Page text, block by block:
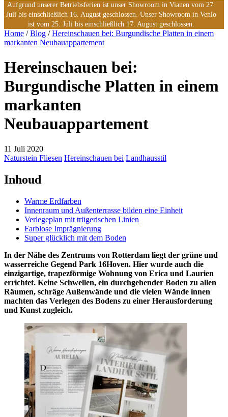
Aufgrund unserer Betriebsferien ist unser Showroom in Vianen vom 27.
Juli bis einschließlich 16. August geschlossen. Unser Showroom in Venlo
ist vom 25. Juli bis einschließlich 17. August geschlossen.
Home /Blog /Hereinschauen bei: Burgundische Platten in einem
markanten Neubauappartement
Hereinschauen bei:
Burgundische Platten in einem
markanten
Neubauappartement
11 Juli 2020
Naturstein Fliesen Hereinschauen bei Landhausstil
Inhoud
Warme Erdfarben
Innenraum und Außenterrasse bilden eine Einheit
Verlegeplan mit trügerischen Linien
Farblose Imprägnierung
Super glücklich mit dem Boden
In der Nähe des Zentrums von Rotterdam liegt der grüne und
wasserreiche Gegend Park 16Hoven. Hier wurde auch die
einzigartige, trapezförmige Wohnung von Erica und Laurien
errichtet. Keine Schwellen, ein durchgehender Boden zu allen
Räumen, schräge Außenwände und die vielen Wände innen
machten das Verlegen des Bodens zu einer Herausforderung
und Kunst zugleich.